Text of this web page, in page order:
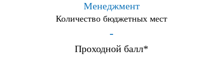
Менеджмент
Количество бюджетных мест
-
Проходной балл*